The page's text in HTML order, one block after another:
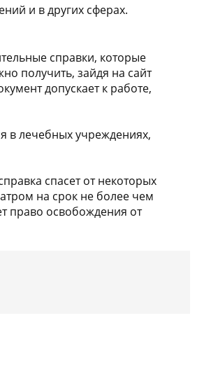
и в других сферах.
справки, которые
получить, зайдя на сайт
допускает к работе,
в лечебных учреждениях,
спасет от некоторых
на срок не более чем
право освобождения от